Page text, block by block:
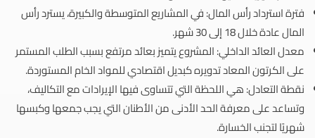
فترة استرداد رأس المال: في المشاريع المتوسطة والكبيرة، يسترد رأس
المال عادة خلال 18 إلى 30 شهر.
معدل العائد الداخلي: المشروع يتميز بعائد مرتفع بسبب الطلب المستمر
على الكرتون المعاد تدويره كبديل اقتصادي للمواد الخام المستوردة.
نقطة التعادل: هي اللحظة التي تتساوى فيها الإيرادات مع التكاليف،
وتساعد على معرفة الحد الأدنى من الأطنان التي يجب جمعها وكبسها
شهريًا لتجنب الخسارة.